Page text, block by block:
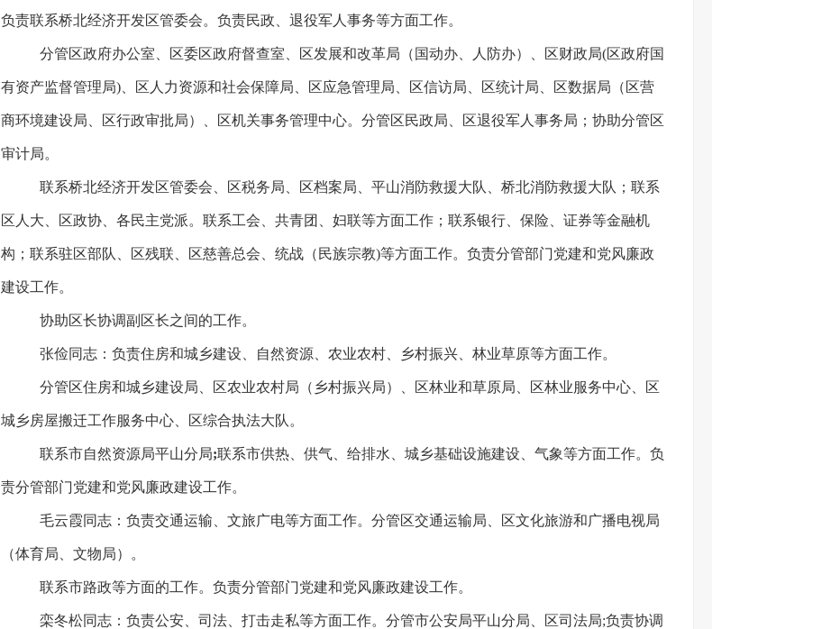
负责联系桥北经济开发区管委会。负责民政、退役军人事务等方面工作。
分管区政府办公室、区委区政府督查室、区发展和改革局（国动办、人防办）、区财政局(区政府国
有资产监督管理局)、区人力资源和社会保障局、区应急管理局、区信访局、区统计局、区数据局（区营
商环境建设局、区行政审批局）、区机关事务管理中心。分管区民政局、区退役军人事务局；协助分管区
审计局。
联系桥北经济开发区管委会、区税务局、区档案局、平山消防救援大队、桥北消防救援大队；联系
区人大、区政协、各民主党派。联系工会、共青团、妇联等方面工作；联系银行、保险、证券等金融机
构；联系驻区部队、区残联、区慈善总会、统战（民族宗教)等方面工作。负责分管部门党建和党风廉政
建设工作。
协助区长协调副区长之间的工作。
张俭同志：负责住房和城乡建设、自然资源、农业农村、乡村振兴、林业草原等方面工作。
分管区住房和城乡建设局、区农业农村局（乡村振兴局）、区林业和草原局、区林业服务中心、区
城乡房屋搬迁工作服务中心、区综合执法大队。
联系市自然资源局平山分局;联系市供热、供气、给排水、城乡基础设施建设、气象等方面工作。负
责分管部门党建和党风廉政建设工作。
毛云霞同志：负责交通运输、文旅广电等方面工作。分管区交通运输局、区文化旅游和广播电视局
（体育局、文物局）。
联系市路政等方面的工作。负责分管部门党建和党风廉政建设工作。
栾冬松同志：负责公安、司法、打击走私等方面工作。分管市公安局平山分局、区司法局;负责协调